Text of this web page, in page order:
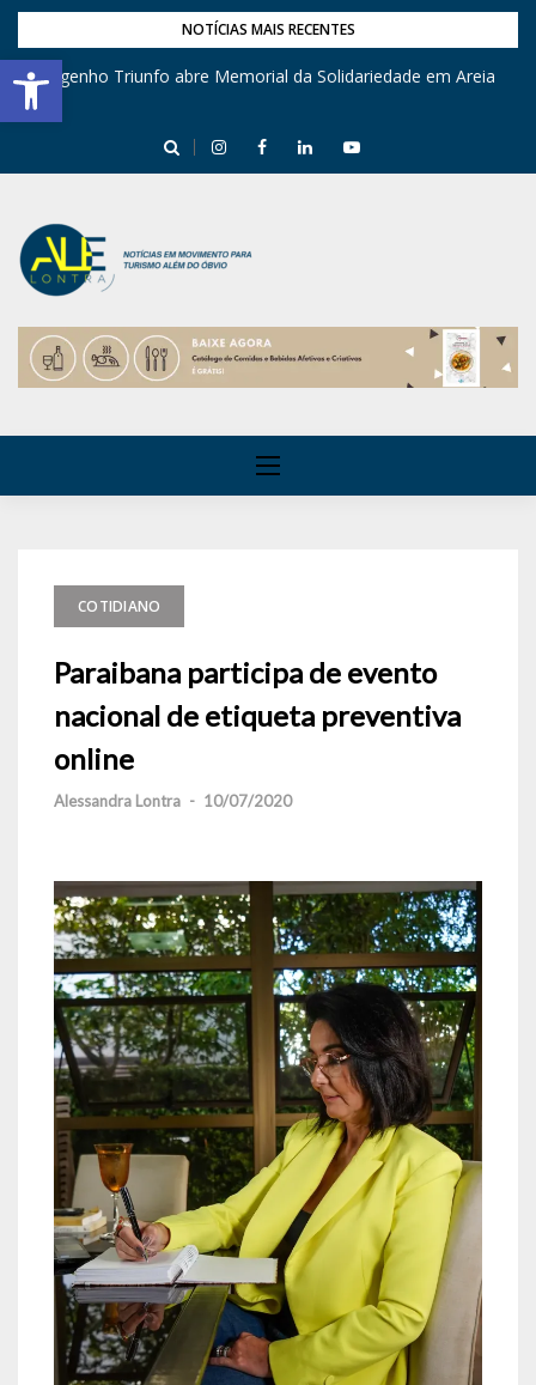
Barra de Ferramentas Aberta
NOTÍCIAS MAIS RECENTES
Engenho Triunfo abre Memorial da Solidariedade em Areia
COTIDIANO
Paraibana participa de evento
nacional de etiqueta preventiva
online
Alessandra Lontra - 10/07/2020